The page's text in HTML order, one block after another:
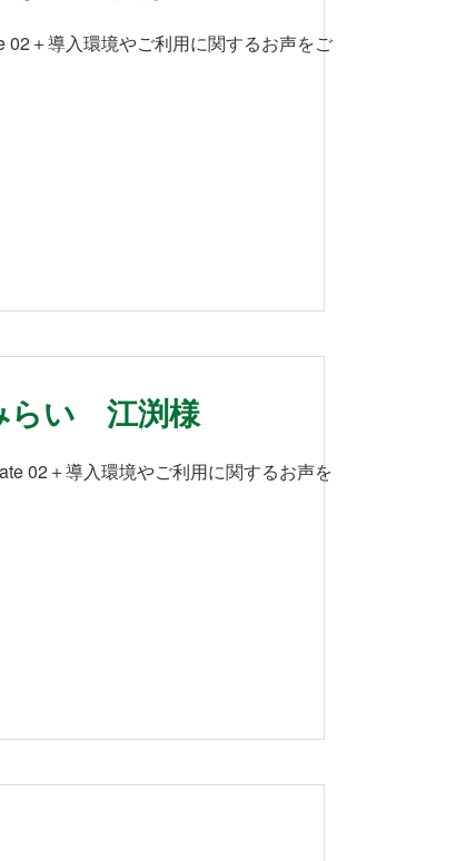
＋導入環境やご利用に関するお声をご
らい 江渕様
02＋導入環境やご利用に関するお声を